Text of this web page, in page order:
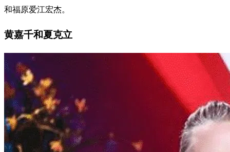
和福原爱江宏杰。
黄嘉千和夏克立